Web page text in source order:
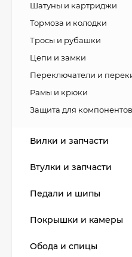
Шатуны и картриджи
Тормоза и колодки
Тросы и рубашки
Цепи и замки
Переключатели и
Рамы и крюки
Защита для компонентов
Вилки и запчасти
Втулки и запчасти
Педали и шипы
Покрышки и камеры
Обода и спицы